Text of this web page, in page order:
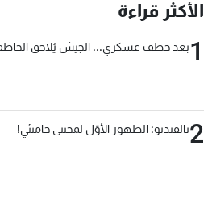
الأكثر قراءة
1بعد خطف عسكري... الجيش يُلاحق
2بالفيديو: الظهور الأوّل لمجتبى خامنئي!